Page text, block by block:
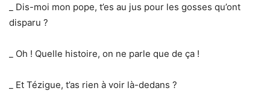
_ Dis-moi mon pope, t’es au jus pour les gosses qu’ont
disparu ?
_ Oh ! Quelle histoire, on ne parle que de ça !
_ Et Tézigue, t’as rien à voir là-dedans ?